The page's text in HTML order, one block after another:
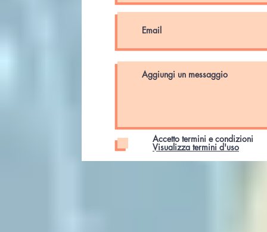
Accetto termini e condizioni
Visualizza termini d'uso